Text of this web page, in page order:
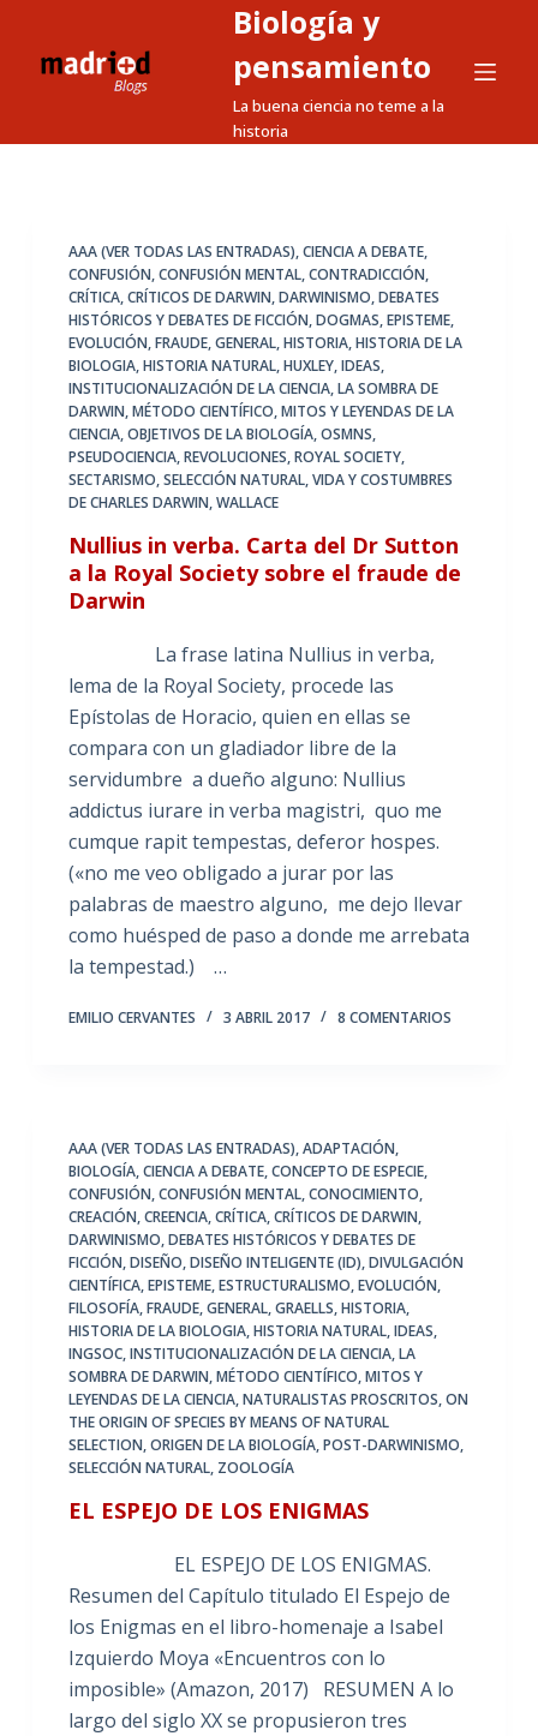
a
Biología y
pensamiento
La buena ciencia no teme a la
historia
AAA (VER TODAS LAS ENTRADAS),CIENCIA A DEBATE,
CONFUSIÓN,CONFUSIÓN MENTAL,CONTRADICCIÓN,
CRÍTICA,CRÍTICOS DE DARWIN,DARWINISMO,DEBATES
HISTÓRICOS Y DEBATES DE FICCIÓN,DOGMAS,EPISTEME,
EVOLUCIÓN,FRAUDE,GENERAL,HISTORIA,HISTORIA DE LA
BIOLOGIA,HISTORIA NATURAL,HUXLEY,IDEAS,
INSTITUCIONALIZACIÓN DE LA CIENCIA,LA SOMBRA DE
DARWIN,MÉTODO CIENTÍFICO,MITOS Y LEYENDAS DE LA
CIENCIA,OBJETIVOS DE LA BIOLOGÍA,OSMNS,
PSEUDOCIENCIA,REVOLUCIONES,ROYAL SOCIETY,
SECTARISMO,SELECCIÓN NATURAL,VIDA Y COSTUMBRES
DE CHARLES DARWIN,WALLACE
Nullius in verba. Carta del Dr Sutton
a la Royal Society sobre el fraude de
Darwin
La frase latina Nullius in verba,
lema de la Royal Society, procede las
Epístolas de Horacio, quien en ellas se
compara con un gladiador libre de la
servidumbre a dueño alguno: Nullius
addictus iurare in verba magistri, quo me
cumque rapit tempestas, deferor hospes.
(«no me veo obligado a jurar por las
palabras de maestro alguno, me dejo llevar
como huésped de paso a donde me arrebata
la tempestad.) …
EMILIO CERVANTES 3 ABRIL 2017 8 COMENTARIOS
AAA (VER TODAS LAS ENTRADAS),ADAPTACIÓN,
BIOLOGÍA,CIENCIA A DEBATE,CONCEPTO DE ESPECIE,
CONFUSIÓN,CONFUSIÓN MENTAL,CONOCIMIENTO,
CREACIÓN,CREENCIA,CRÍTICA,CRÍTICOS DE DARWIN,
DARWINISMO,DEBATES HISTÓRICOS Y DEBATES DE
FICCIÓN,DISEÑO,DISEÑO INTELIGENTE (ID),DIVULGACIÓN
CIENTÍFICA,EPISTEME,ESTRUCTURALISMO,EVOLUCIÓN,
FILOSOFÍA,FRAUDE,GENERAL,GRAELLS,HISTORIA,
HISTORIA DE LA BIOLOGIA,HISTORIA NATURAL,IDEAS,
INGSOC,INSTITUCIONALIZACIÓN DE LA CIENCIA,LA
SOMBRA DE DARWIN,MÉTODO CIENTÍFICO,MITOS Y
LEYENDAS DE LA CIENCIA,NATURALISTAS PROSCRITOS,ON
THE ORIGIN OF SPECIES BY MEANS OF NATURAL
SELECTION,ORIGEN DE LA BIOLOGÍA,POST-DARWINISMO,
SELECCIÓN NATURAL, ZOOLOGÍA
EL ESPEJO DE LOS ENIGMAS
EL ESPEJO DE LOS ENIGMAS.
Resumen del Capítulo titulado El Espejo de
los Enigmas en el libro-homenaje a Isabel
Izquierdo Moya «Encuentros con lo
imposible» (Amazon, 2017) RESUMEN A lo
largo del siglo XX se propusieron tres